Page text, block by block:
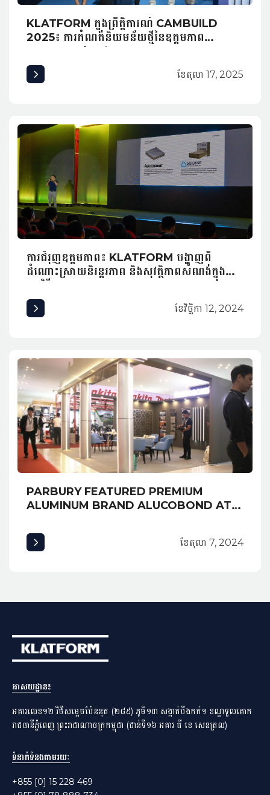
KLATFORM ក្នុងព្រឹត្តិការណ៍ CAMBUILD
2025៖ ការកំណត់និយមន័យថ្មីនៃឧត្តមភាព
ស្ថាបត្យកម្មនៅកម្ពុជា
ខែ​តុលា 17, 2025
ការជំរុញឧត្តមភាព៖ KLATFORM បង្ហាញពី
ដំណោះស្រាយនិរន្តរភាព និងសុវត្ថិភាពសំណង់ក្នុង
កម្មវិធី INNexpo 2024
ខែ​វិច្ឆិកា 12, 2024
PARBURY FEATURED PREMIUM
ALUMINUM BRAND ALUCOBOND AT
AWARDED MOST CREATIVE BOOTH
ខែ​តុលា 7, 2024
អាសយដ្ឋាន​៖
អគារលេខ១២ វិថីសម្តេចប៉ែននុត (២៨៩) ភូមិ១៣ សង្កាត់បឹងកក់១ ខណ្ឌទួលគោក
រាជធានីភ្នំពេញ ព្រះរាជាណាចក្រកម្ពុជា (ជាន់ទី១៦ អគារ ធី ខេ សេនត្រល)
ទំនាក់ទំនងតាមរយៈ
+855 [0] 15 228 469